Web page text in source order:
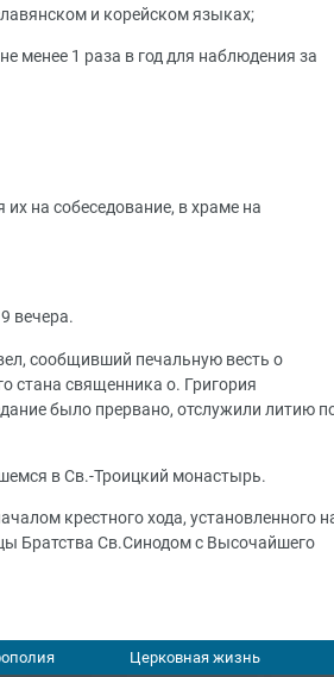
и корейском языках;
менее 1 раза в год для наблюдения за
на собеседование, в храме на
вечера.
сообщивший печальную весть о
стана священника о. Григория
было прервано, отслужили литию
в Св.-Троицкий монастырь.
крестного хода, установленного
Братства Св.Синодом с Высочайшего
Церковная жизнь